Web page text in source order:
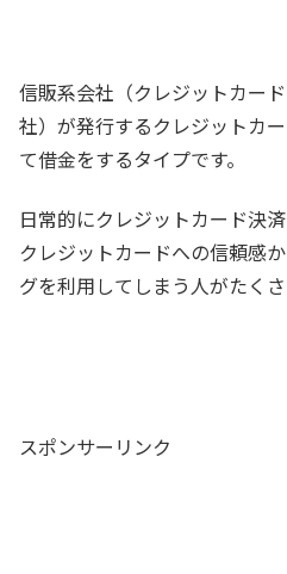
信販系会社（クレジットカー
社）が発行するクレジットカ
て借金をするタイプです。
日常的にクレジットカード決
クレジットカードへの信頼感
グを利用してしまう人がたくさ
スポンサーリンク